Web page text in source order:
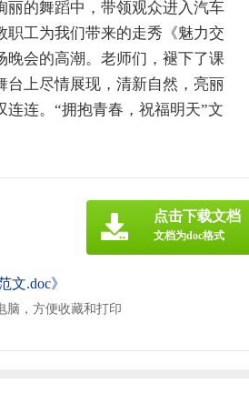
丽的舞蹈中，带领观众进入汽车
职工为我们带来的走秀《魅力交
晚会的高潮。老师们，褪下了课
台上尽情展现，清新自然，亮丽
连连。“拥抱青春，祝福明天”文
文.doc》
脑，方便收藏和打印
点击下载文档
文档为doc格式